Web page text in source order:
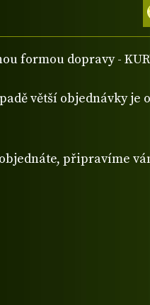
formou dopravy -
větší objednávky je
připravíme